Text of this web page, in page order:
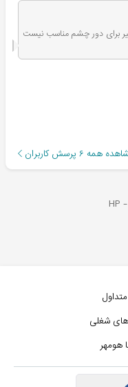
برای دور چشم مناسب نیست
همه ۶ پرسش کاربران
HP -
شغلی
هومهر